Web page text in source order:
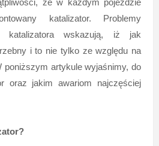
że w każdym pojeździe
katalizator. Problemy
katalizatora wskazują, iż jak
i to nie tylko ze względu na
poniższym artykule wyjaśnimy, do
oraz jakim awariom najczęściej